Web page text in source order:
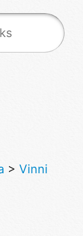
> Vinni